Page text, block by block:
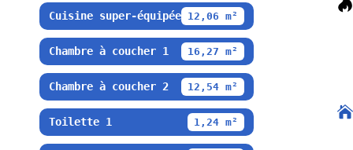
Cuisine super-équipée 12,06 m²
Chambre à coucher 1 16,27 m²
Chambre à coucher 2 12,54 m²
Toilette 1 1,24 m²